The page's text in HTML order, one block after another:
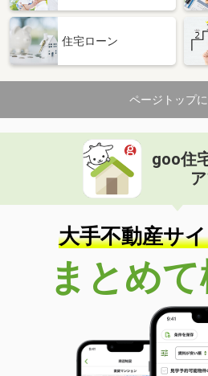
住宅ローン
ページトップ
goo住
大手不動産サ
まとめて